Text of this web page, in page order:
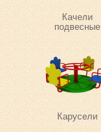
Качели
подвесные
Карусели